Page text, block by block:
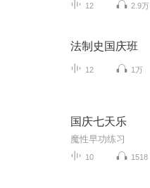
12 2.9万
法制史国庆班
12 1万
国庆七天乐
魔性早功练习
10 1518